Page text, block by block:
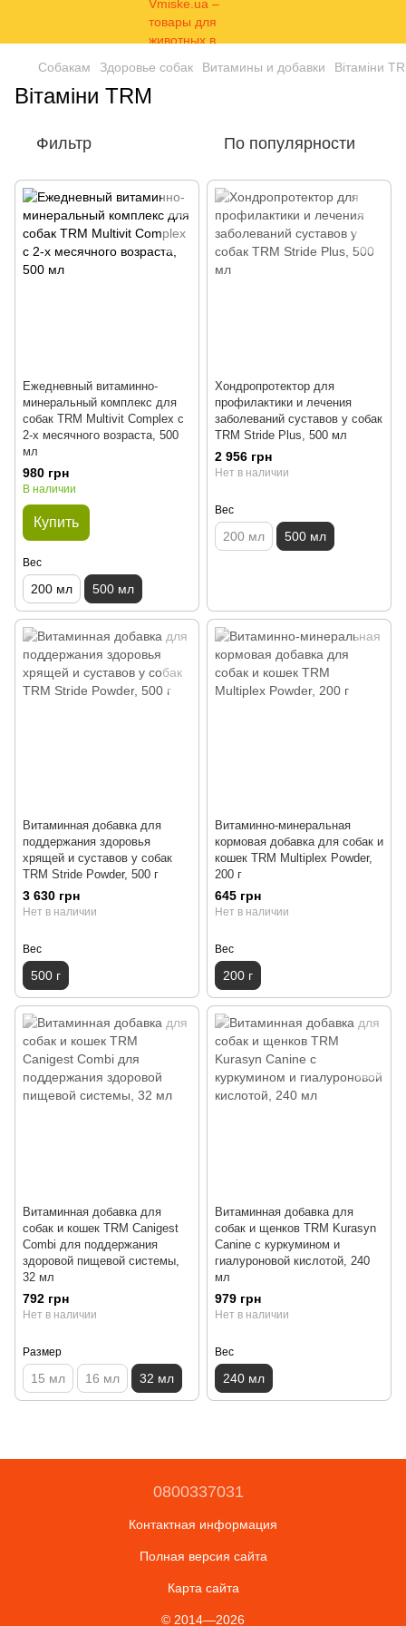
Собакам Здоровье собак Витамины и добавки Вітаміни
Вітаміни ТRМ
Фильтр По популярности
Ежедневный витаминно-
минеральный комплекс для
собак TRM Multivit Complex с
2-х месячного возраста, 500
мл
980 грн
В наличии
Купить
Вес
200 мл 500 мл
Хондропротектор для
профилактики и лечения
заболеваний суставов у собак
TRM Stride Plus, 500 мл
2 956 грн
Нет в наличии
Вес
200 мл 500 мл
Витаминная добавка для
поддержания здоровья
хрящей и суставов у собак
TRM Stride Powder, 500 г
3 630 грн
Нет в наличии
Вес
500 г
Витаминно-минеральная
кормовая добавка для собак и
кошек TRM Multiplex Powder,
200 г
645 грн
Нет в наличии
Вес
200 г
Витаминная добавка для
собак и кошек TRM Canigest
Combi для поддержания
здоровой пищевой системы,
32 мл
792 грн
Нет в наличии
Размер
15 мл 16 мл 32 мл
Витаминная добавка для
собак и щенков TRM Kurasyn
Canine с куркумином и
гиалуроновой кислотой, 240
мл
979 грн
Нет в наличии
Вес
240 мл
0800337031
Контактная информация
Полная версия сайта
Карта сайта
© 2014—2026